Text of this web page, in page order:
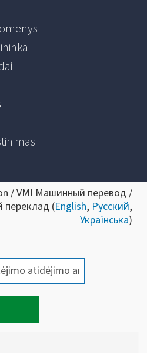
/ VMI Машинный перевод /
(English, Русский,
Українська)